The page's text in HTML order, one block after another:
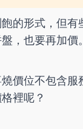
的形式，但
，也要再加
價位不包含
裡呢？